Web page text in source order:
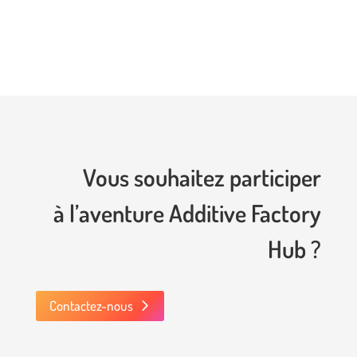
Vous souhaitez participer
à l’aventure Additive Factory
Hub ?
Contactez-nous